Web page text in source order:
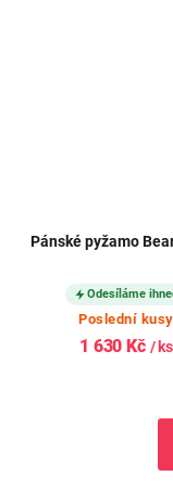
Pánské pyžamo
Odesíláme
Poslední kusy
1 630 Kč / ks